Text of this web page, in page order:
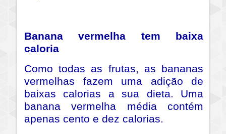
Banana vermelha tem baixa
caloria
Como todas as frutas, as bananas
vermelhas fazem uma adição de
baixas calorias a sua dieta. Uma
banana vermelha média contém
apenas cento e dez calorias.